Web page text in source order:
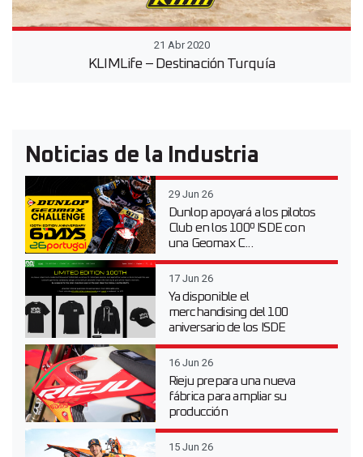
21 Abr 2020
KLIMLife – Destinación Turquía
Noticias de la Industria
29 Jun 26
Dunlop apoyará a los pilotos
Club en los 100º ISDE con
una Geomax C...
17 Jun 26
Ya disponible el
merchandising del 100
aniversario de los ISDE
16 Jun 26
Rieju prepara una nueva
fábrica para ampliar su
producción
15 Jun 26